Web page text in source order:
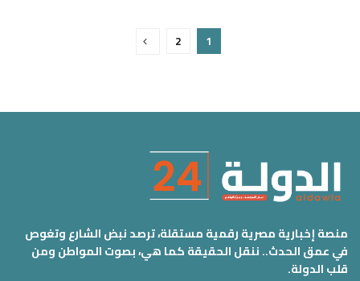
1
2
منصة إخبارية مصرية رقمية مستقلة، ترصد نبض الشارع وتغوص
في عمق الحدث.. ننقل الحقيقة كما هي، بصوت المواطن ومن
قلب الدولة.